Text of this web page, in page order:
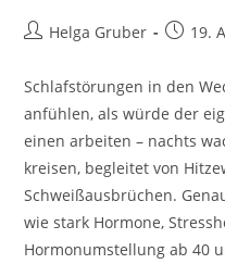
Beitrags-
Helga Gruber
Beitrag
19.
Schlafstörungen in den
anfühlen, als würde der
einen arbeiten – nachts
kreisen, begleitet von
Schweißausbrüchen.
wie stark Hormone,
Hormonumstellung ab 40